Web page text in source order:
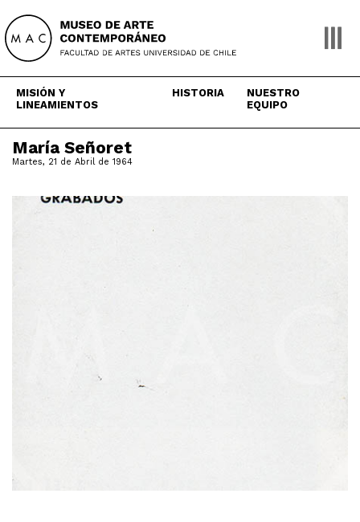
content
MISIÓN Y
LINEAMIENTOS
HISTORIA
NUESTRO
EQUIPO
María Señoret
Martes, 21 de Abril de 1964